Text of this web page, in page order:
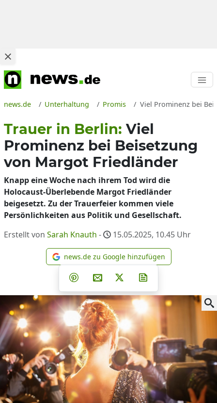
news.de Unterhaltung Promis Viel Prominenz bei
Trauer in Berlin: Viel
Prominenz bei Beisetzung
von Margot Friedländer
Knapp eine Woche nach ihrem Tod wird die
Holocaust-Überlebende Margot Friedländer
beigesetzt. Zu der Trauerfeier kommen viele
Persönlichkeiten aus Politik und Gesellschaft.
Erstellt von Sarah Knauth - 15.05.2025, 10.45 Uhr
news.de zu Google
news.de zu Google hinzufügen
Teilen auf Facebook
Teilen auf Whatsapp
Teilen auf Telegram
Teilen auf Pinterest
Per E-Mail teilen
Post auf X